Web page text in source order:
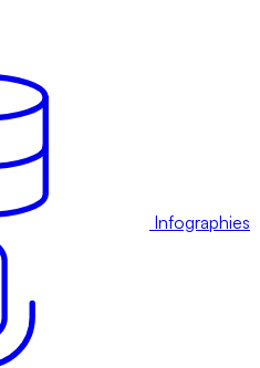
Infographies